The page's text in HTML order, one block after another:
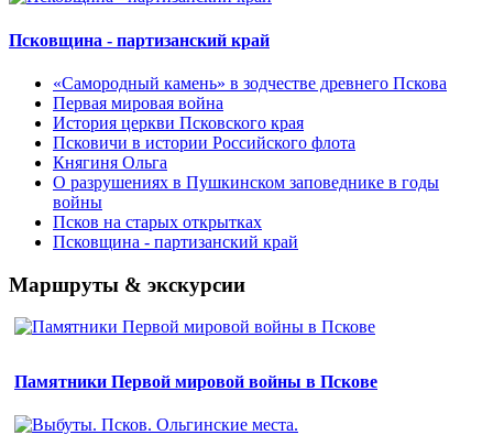
Псковщина - партизанский край
«Самородный камень» в зодчестве древнего Пскова
Первая мировая война
История церкви Псковского края
Псковичи в истории Российского флота
Княгиня Ольга
О разрушениях в Пушкинском заповеднике в годы
войны
Псков на старых открытках
Псковщина - партизанский край
Маршруты & экскурсии
Памятники Первой мировой войны в Пскове